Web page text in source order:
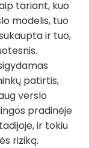
tariant, kuo
modelis, tuo
ir tuo,
patirtis,
verslo
pradinėje
ir tokiu
riziką.